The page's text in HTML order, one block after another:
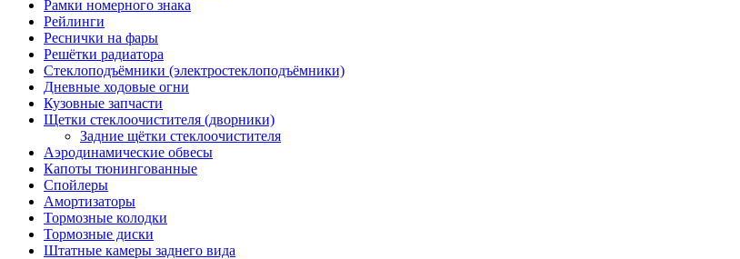
Рамки номерного знака
Рейлинги
Реснички на фары
Решётки радиатора
Стеклоподъёмники (электростеклоподъёмники)
Дневные ходовые огни
Кузовные запчасти
Щетки стеклоочистителя (дворники)
Задние щётки стеклоочистителя
Аэродинамические обвесы
Капоты тюнингованные
Спойлеры
Амортизаторы
Тормозные колодки
Тормозные диски
Штатные камеры заднего вида